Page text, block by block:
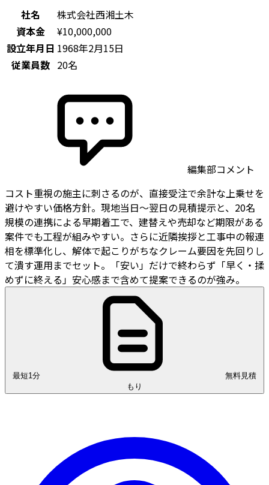
社名
株式会社西湘土木
資本金
¥10,000,000
設立年月日 1968年2月15日
従業員数 20名
編集部コメント
コスト重視の施主に刺さるのが、直接受注で余計な上乗せを
避けやすい価格方針。現地当日〜翌日の見積提示と、20名
規模の連携による早期着工で、建替えや売却など期限がある
案件でも工程が組みやすい。さらに近隣挨拶と工事中の報連
相を標準化し、解体で起こりがちなクレーム要因を先回りし
て潰す運用までセット。「安い」だけで終わらず「早く・揉
めずに終える」安心感まで含めて提案できるのが強み。
最短1分
もり